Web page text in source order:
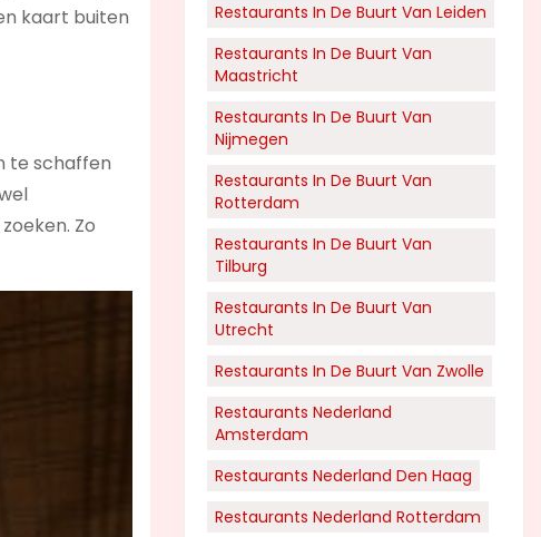
kaart buiten
te schaffen
Zo
Restaurants In De Buurt Van Leiden
Restaurants In De Buurt Van
Maastricht
Restaurants In De Buurt Van
Nijmegen
Restaurants In De Buurt Van
Rotterdam
Restaurants In De Buurt Van
Tilburg
Restaurants In De Buurt Van
Utrecht
Restaurants In De Buurt Van Zwolle
Restaurants Nederland
Amsterdam
Restaurants Nederland Den Haag
Restaurants Nederland Rotterdam